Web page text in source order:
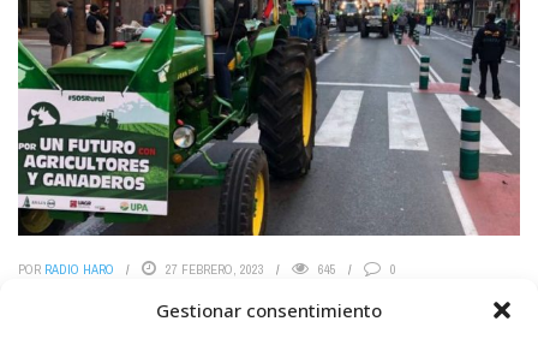
Gestionar consentimiento
POR RADIO HARO 27 FEBRERO, 2023 645 0
UPA Rioja no acudirá a la tractorada